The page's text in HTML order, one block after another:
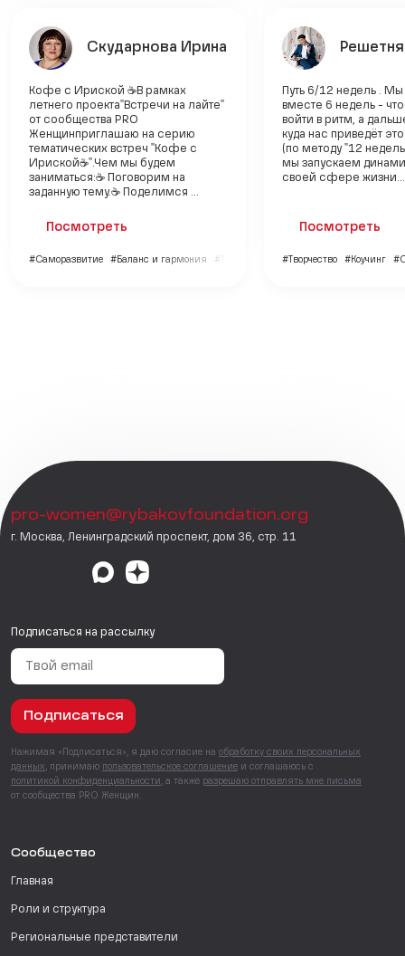
Скударнова Ирина
Кофе с Ириской ☕В рамках
летнего проекта"Встречи на лайте"
от сообщества PRO
Женщин приглашаю на серию
тематических встреч "Кофе с
Ириской☕". Чем мы будем
заниматься: ☕ Поговорим на
заданную тему. ☕ Поделимся ...
Посмотреть
#Саморазвитие #Баланс и гармония #Творчество
Путь 6/12 недель .
вместе 6 недель -
войти в ритм, а
куда нас приведёт
(по методу "12 недель
мы запускаем
своей сфере жизни...
Посмотреть
#Творчество #Коучинг
pro-women@rybakovfoundation.org
г. Москва, Ленинградский проспект, дом 36, стр. 11
Подписаться на рассылку
Подписаться
Нажимая «Подписаться», я даю согласие на обработку своих персональных
данных , принимаю пользовательское соглашение и соглашаюсь с
политикой конфиденциальности , а также разрешаю отправлять мне письма
от сообщества PRO Женщин.
Сообщество
Главная
Роли и структура
Региональные представители